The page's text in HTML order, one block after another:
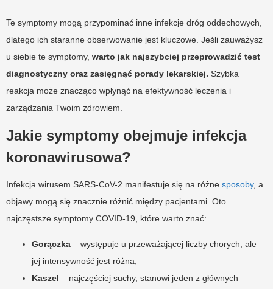
Te symptomy mogą przypominać inne infekcje dróg oddechowych,
dlatego ich staranne obserwowanie jest kluczowe. Jeśli zauważysz
u siebie te symptomy, warto jak najszybciej przeprowadzić test
diagnostyczny oraz zasięgnąć porady lekarskiej. Szybka
reakcja może znacząco wpłynąć na efektywność leczenia i
zarządzania Twoim zdrowiem.
Jakie symptomy obejmuje infekcja
koronawirusowa?
Infekcja wirusem SARS-CoV-2 manifestuje się na różne sposoby, a
objawy mogą się znacznie różnić między pacjentami. Oto
najczęstsze symptomy COVID-19, które warto znać:
Gorączka – występuje u przeważającej liczby chorych, ale
jej intensywność jest różna,
Kaszel – najczęściej suchy, stanowi jeden z głównych